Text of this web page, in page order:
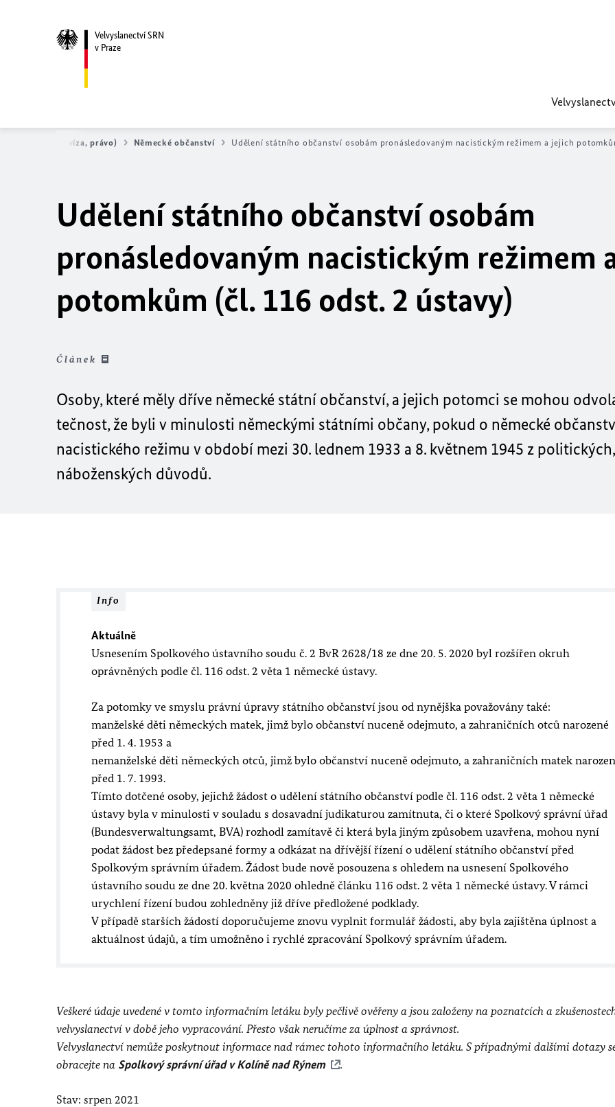
Velvyslanectví SRN
v Praze
Servis (pasy, víza, právo) Německé občanství Udělení státního občanství osobám pronásledovaným nacistickým režimem a jejich
Udělení státního občanství osobám
pronásledovaným nacistickým režimem
potomkům (čl. 116 odst. 2 ústavy)
Článek
Osoby, které měly dříve německé státní občanství, a jejich potomci se mohou
tečnost, že byli v minulosti německými státními občany, pokud o německé
nacistického režimu v období mezi 30. lednem 1933 a 8. květnem 1945 z
náboženských důvodů.
Info
Aktuálně
Usnesením Spolkového ústavního soudu č. 2 BvR 2628/18 ze dne 20. 5. 2020 byl rozšířen okruh
oprávněných podle čl. 116 odst. 2 věta 1 německé ústavy.
Za potomky ve smyslu právní úpravy státního občanství jsou od nynějška považovány také:
manželské děti německých matek, jimž bylo občanství nuceně odejmuto, a zahraničních otců narozené
před 1. 4. 1953 a
nemanželské děti německých otců, jimž bylo občanství nuceně odejmuto, a zahraničních matek
před 1. 7. 1993.
Tímto dotčené osoby, jejichž žádost o udělení státního občanství podle čl. 116 odst. 2 věta 1 německé
ústavy byla v minulosti v souladu s dosavadní judikaturou zamítnuta, či o které Spolkový správní úřad
(Bundesverwaltungsamt, BVA) rozhodl zamítavě či která byla jiným způsobem uzavřena, mohou nyní
podat žádost bez předepsané formy a odkázat na dřívější řízení o udělení státního občanství před
Spolkovým správním úřadem. Žádost bude nově posouzena s ohledem na usnesení Spolkového
ústavního soudu ze dne 20. května 2020 ohledně článku 116 odst. 2 věta 1 německé ústavy. V rámci
urychlení řízení budou zohledněny již dříve předložené podklady.
V případě starších žádostí doporučujeme znovu vyplnit formulář žádosti, aby byla zajištěna úplnost a
aktuálnost údajů, a tím umožněno i rychlé zpracování Spolkový správním úřadem.
Veškeré údaje uvedené v tomto informačním letáku byly pečlivě ověřeny a jsou založeny na poznatcích a
velvyslanectví v době jeho vypracování. Přesto však neručíme za úplnost a správnost.
Velvyslanectví nemůže poskytnout informace nad rámec tohoto informačního letáku. S případnými dalšími dotazy
obracejte na Spolkový správní úřad v Kolíně nad Rýnem .
Stav: srpen 2021